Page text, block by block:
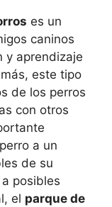
es un
caninos
y aprendizaje
este tipo
de los perros
con otros
a un
de su
posibles
el parque de